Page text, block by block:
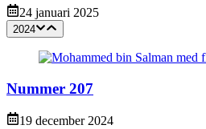
24 januari 2025
2024
Nummer 207
19 december 2024